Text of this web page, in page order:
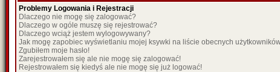
Problemy Logowania i Rejestracji
Dlaczego nie mogę się zalogować?
Dlaczego w ogóle muszę się rejestrować?
Dlaczego wciąż jestem wylogowywany?
Jak mogę zapobiec wyświetlaniu mojej ksywki na liście obecnych
Zgubiłem moje hasło!
Zarejestrowałem się ale nie mogę się zalogować!
Rejestrowałem się kiedyś ale nie mogę się już logować!